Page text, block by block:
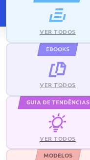
VER TODOS
EBOOKS
VER TODOS
GUIA DE TENDÊNCIAS
VER TODOS
MODELOS